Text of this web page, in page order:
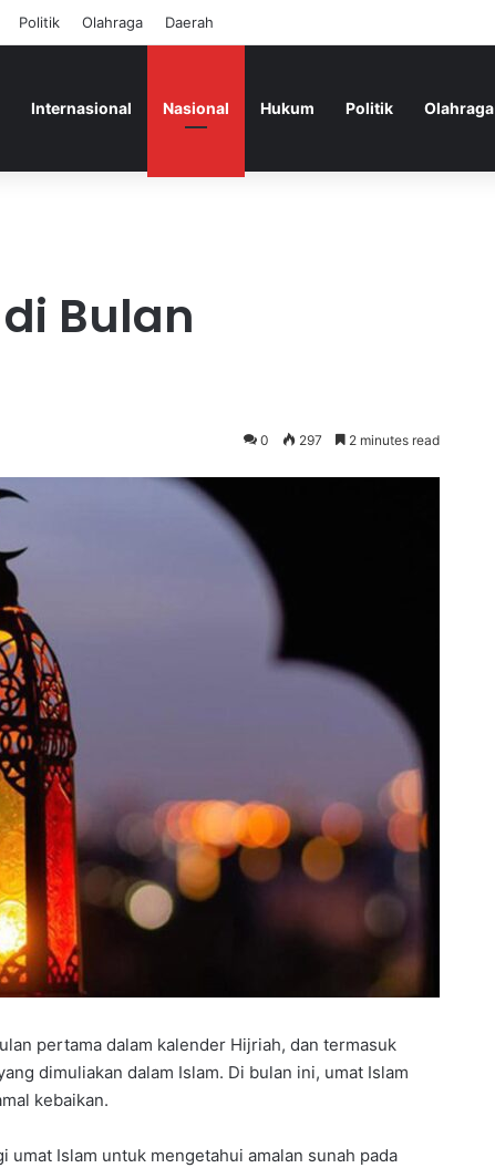
Politik Olahraga Daerah
Internasional Nasional Hukum Politik Olahraga
Bulan
0 297 2 minutes read
pertama dalam kalender Hijriah, dan termasuk
dimuliakan dalam Islam. Di bulan ini, umat Islam
kebaikan.
Islam untuk mengetahui amalan sunah pada